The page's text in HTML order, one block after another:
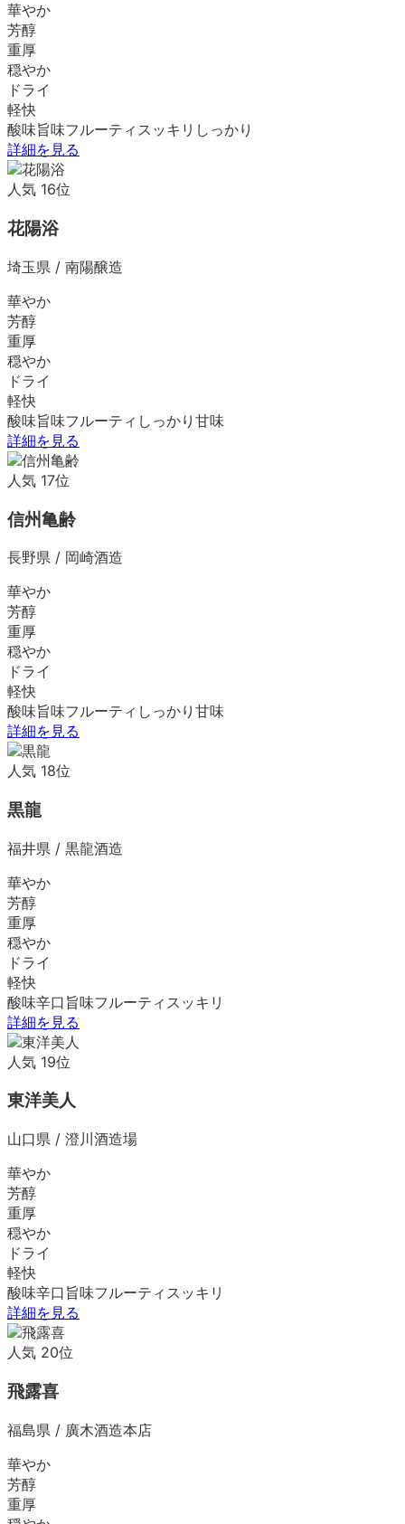
華やか
芳醇
重厚
穏やか
ドライ
軽快
酸味旨味フルーティ スッキリ しっかり
詳細を見る
人気 16位
花陽浴
埼玉県 / 南陽醸造
華やか
芳醇
重厚
穏やか
ドライ
軽快
酸味旨味フルーティ しっかり 甘味
詳細を見る
人気 17位
信州亀齢
長野県 / 岡崎酒造
華やか
芳醇
重厚
穏やか
ドライ
軽快
酸味旨味フルーティ しっかり 甘味
詳細を見る
人気 18位
黒龍
福井県 / 黒龍酒造
華やか
芳醇
重厚
穏やか
ドライ
軽快
酸味辛口 旨味フルーティ スッキリ
詳細を見る
人気 19位
東洋美人
山口県 / 澄川酒造場
華やか
芳醇
重厚
穏やか
ドライ
軽快
酸味辛口 旨味フルーティ スッキリ
詳細を見る
人気 20位
飛露喜
福島県 / 廣木酒造本店
華やか
芳醇
重厚